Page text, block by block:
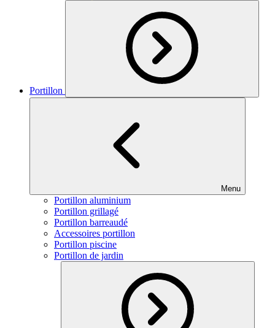
Portillon
Menu
Portillon aluminium
Portillon grillagé
Portillon barreaudé
Accessoires portillon
Portillon piscine
Portillon de jardin